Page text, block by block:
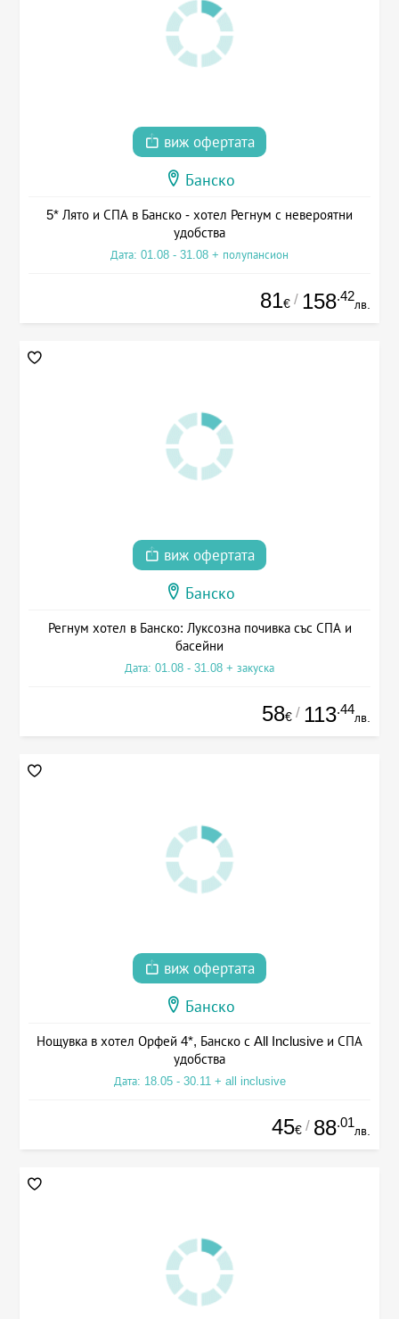
виж офертата
Банско
5* Лято и СПА в Банско - хотел Регнум с невероятни
удобства
Дата: 01.08 - 31.08 + полупансион
81€ / 158.42
лв.
виж офертата
Банско
Регнум хотел в Банско: Луксозна почивка със СПА и
басейни
Дата: 01.08 - 31.08 + закуска
58€ / 113.44
лв.
виж офертата
Банско
Нощувка в хотел Орфей 4*, Банско с All Inclusive и СПА
удобства
Дата: 18.05 - 30.11 + all inclusive
45€ / 88.01
лв.